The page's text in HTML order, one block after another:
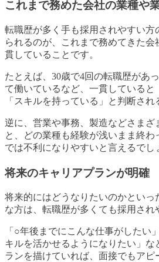
これまで務めた会社の業種や
転職歴が多く手も採用されやすい方
られるのが、これまで務めてきた会
貫していることです。
たとえば、30歳で4回の転職歴があ
て働いているなど、一貫していると
「スキルを持っている」と判断され
逆に、営業や事務、製造などさまざ
と、どの業種も経験が浅いまま終
では不利になりやすいと言えるでし
将来のキャリアプランが明確
将来的にはどうなりたいのかといっ
な方は、転職歴が多くても採用され
「○年後までにこんな仕事がしたい
キルを活かせるようになりたい」
ランを描けていれば、面接でもアピ